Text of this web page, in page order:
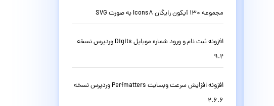
مجموعه 130 آیکون رایگان Icons8 به صورت SVG
افزونه ثبت نام و ورود شماره موبایل Digits وردپرس نسخه
9.2
افزونه افزایش سرعت وبسایت Perfmatters وردپرس نسخه
2.6.6